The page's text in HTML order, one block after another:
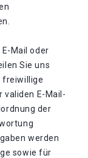
Mail oder
Sie uns
freiwillige
validen E-Mail-
der
werden
sowie für